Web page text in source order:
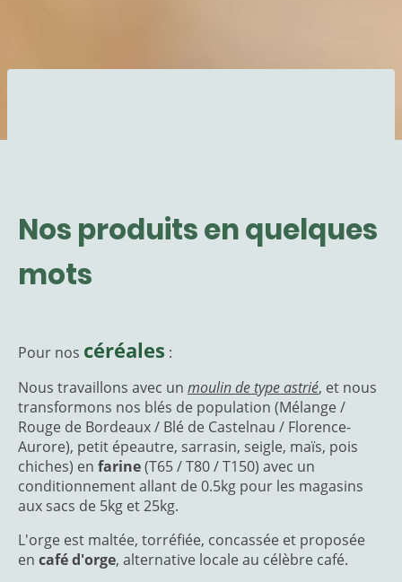
Nos produits en quelques
mots
Pour nos céréales :
Nous travaillons avec un moulin de type astrié, et nous
transformons nos blés de population (Mélange /
Rouge de Bordeaux / Blé de Castelnau / Florence-
Aurore), petit épeautre, sarrasin, seigle, maïs, pois
chiches) en farine(T65 / T80 / T150) avec un
conditionnement allant de 0.5kg pour les magasins
aux sacs de 5kg et 25kg.
L'orge est maltée, torréfiée, concassée et proposée
en café d'orge, alternative locale au célèbre café.